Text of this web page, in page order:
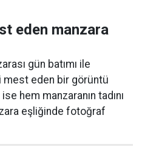
eden manzara
gün batımı ile
mest eden bir görüntü
hem manzaranın tadını
eşliğinde fotoğraf